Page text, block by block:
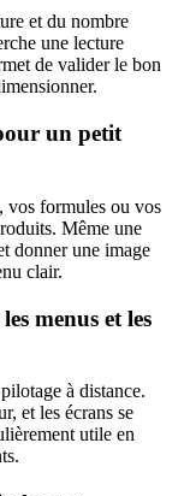
et du nombre
une lecture
de valider le bon
un petit
vos formules ou vos
Même une
donner une image
clair.
menus et les
à distance.
et les écrans se
utile en